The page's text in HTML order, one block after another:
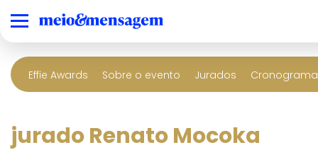
Effie Awards Sobre o evento Jurados
jurado Renato Mocoka